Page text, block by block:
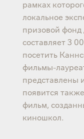
рамках
локальное
призовой фонд
составляет 3
посетить
фильмы-
представлены
появится
фильм,
киношкол.